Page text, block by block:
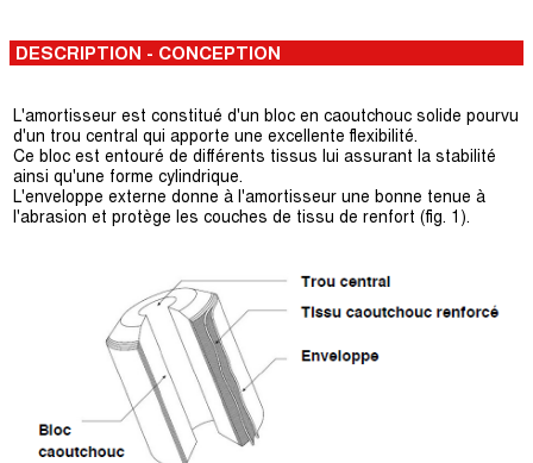
DESCRIPTION - CONCEPTION
L'amortisseur est constitué d'un bloc en caoutchouc solide pourvu
d'un trou central qui apporte une excellente flexibilité.
Ce bloc est entouré de différents tissus lui assurant la stabilité
ainsi qu'une forme cylindrique.
L'enveloppe externe donne à l'amortisseur une bonne tenue à
l'abrasion et protège les couches de tissu de renfort (fig. 1).